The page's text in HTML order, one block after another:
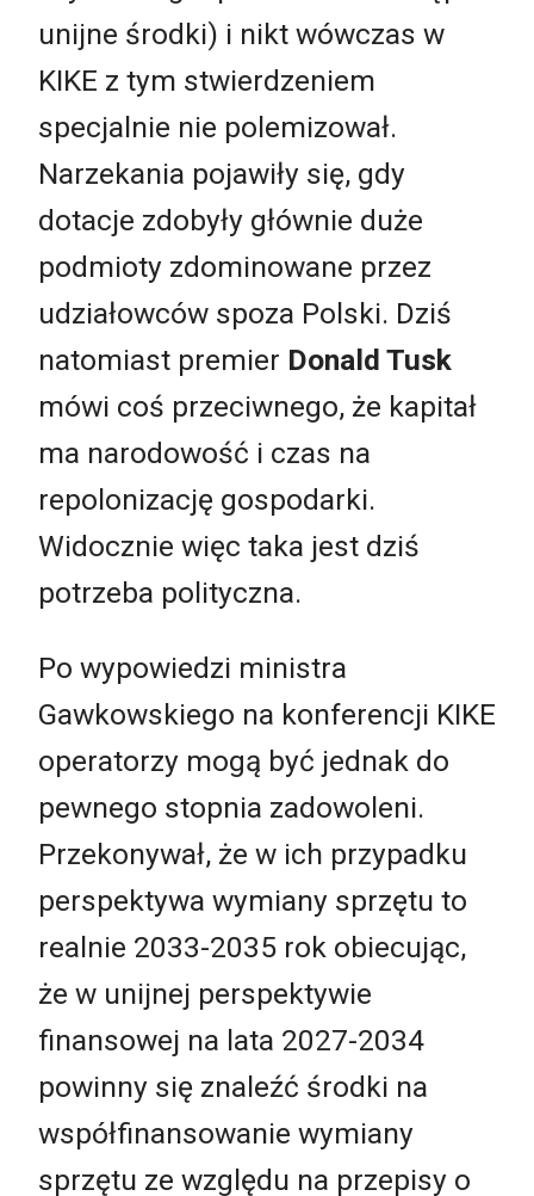
unijne środki) i nikt wówczas w
KIKE z tym stwierdzeniem
specjalnie nie polemizował.
Narzekania pojawiły się, gdy
dotacje zdobyły głównie duże
podmioty zdominowane przez
udziałowców spoza Polski. Dziś
natomiast premier Donald Tusk
mówi coś przeciwnego, że kapitał
ma narodowość i czas na
repolonizację gospodarki.
Widocznie więc taka jest dziś
potrzeba polityczna.
Po wypowiedzi ministra
Gawkowskiego na konferencji KIKE
operatorzy mogą być jednak do
pewnego stopnia zadowoleni.
Przekonywał, że w ich przypadku
perspektywa wymiany sprzętu to
realnie 2033-2035 rok obiecując,
że w unijnej perspektywie
finansowej na lata 2027-2034
powinny się znaleźć środki na
współfinansowanie wymiany
sprzętu ze względu na przepisy o